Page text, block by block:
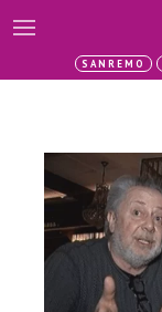
SANREMO